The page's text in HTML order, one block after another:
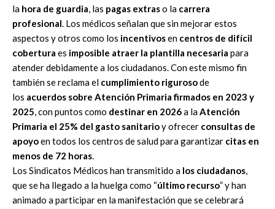
la hora de guardia, las pagas extraso la carrera
profesional. Los médicos señalan que sin mejorar estos
aspectos y otros como los incentivosen centros de difícil
cobertura es imposible atraer la plantilla necesaria para
atender debidamente a los ciudadanos. Con este mismo fin
también se reclama el cumplimiento rigurosode
los acuerdos sobre Atención Primaria firmados en 2023 y
2025, con puntos como destinar en 2026a laAtención
Primaria el 25% del gasto sanitarioy ofrecer consultas de
apoyoen todos los centros de salud para garantizar citas en
menos de 72 horas.
Los Sindicatos Médicos han transmitido a los ciudadanos,
que se ha llegado a la huelga como “último recurso” y han
animado a participar en la manifestación que se celebrará